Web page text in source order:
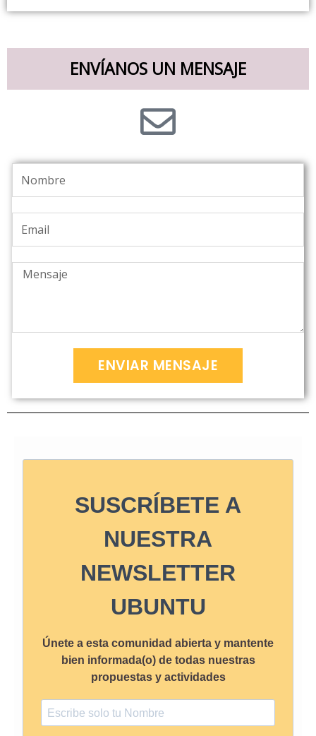
ENVÍANOS UN MENSAJE
Mensaje
ENVIAR MENSAJE
SUSCRÍBETE A
NUESTRA
NEWSLETTER
UBUNTU
Únete a esta comunidad abierta y mantente
bien informada(o) de todas nuestras
propuestas y actividades